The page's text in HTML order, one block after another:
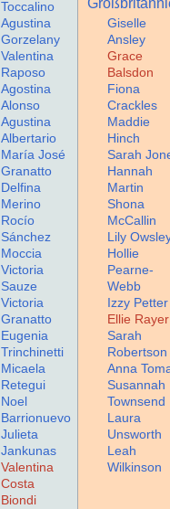
Toccalino
Agustina
Gorzelany
Valentina
Raposo
Agostina
Alonso
Agustina
Albertario
María José
Granatto
Delfina
Merino
Rocío
Sánchez
Moccia
Victoria
Sauze
Victoria
Granatto
Eugenia
Trinchinetti
Micaela
Retegui
Noel
Barrionuevo
Julieta
Jankunas
Valentina
Costa
Biondi
Giselle
Ansley
Grace
Balsdon
Fiona
Crackles
Maddie
Hinch
Sarah
Hannah
Martin
Shona
McCallin
Lily
Hollie
Pearne-
Webb
Izzy Petter
Ellie Rayer
Sarah
Robertson
Anna
Susannah
Townsend
Laura
Unsworth
Leah
Wilkinson